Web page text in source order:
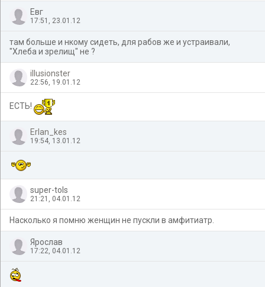
Евг
17:51, 23.01.12
там больше и нкому сидеть, для рабов же и устраивали,
"Хлеба и зрелищ" не ?
illusionster
22:56, 19.01.12
ЕСТЬ!
Erlan_kes
19:54, 13.01.12
super-tols
21:21, 04.01.12
Насколько я помню женщин не пускли в амфитиатр.
Ярослав
17:22, 04.01.12